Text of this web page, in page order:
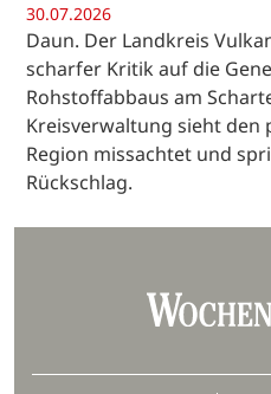
30.07.2026
Daun. Der Landkreis
scharfer Kritik auf die
Rohstoffabbaus am
Kreisverwaltung sieht den
Region missachtet und
Rückschlag.